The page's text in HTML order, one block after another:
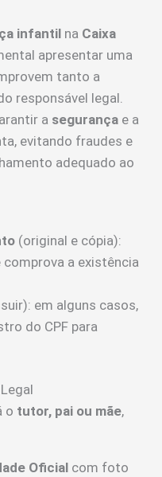
infantil na Caixa
apresentar uma
tanto a
responsável legal.
a segurança e a
evitando fraudes e
adequado ao
(original e cópia):
a existência
em alguns casos,
do CPF para
o tutor, pai ou mãe,
Oficial com foto